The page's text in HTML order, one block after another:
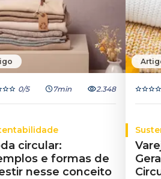
0/5 7min 2.348
circular:
e formas de
nesse conceito